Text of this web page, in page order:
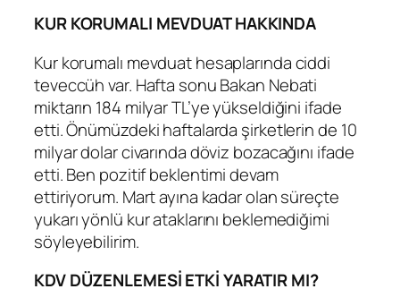
KUR KORUMALI MEVDUAT HAKKINDA
Kur korumalı mevduat hesaplarında ciddi
teveccüh var. Hafta sonu Bakan Nebati
miktarın 184 milyar TL’ye yükseldiğini ifade
etti. Önümüzdeki haftalarda şirketlerin de 10
milyar dolar civarında döviz bozacağını ifade
etti. Ben pozitif beklentimi devam
ettiriyorum. Mart ayına kadar olan süreçte
yukarı yönlü kur ataklarını beklemediğimi
söyleyebilirim.
KDV DÜZENLEMESİ ETKİ YARATIR MI?